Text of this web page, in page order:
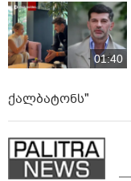
01:40
ქალბატონს"